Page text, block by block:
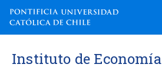
Instituto de Economía